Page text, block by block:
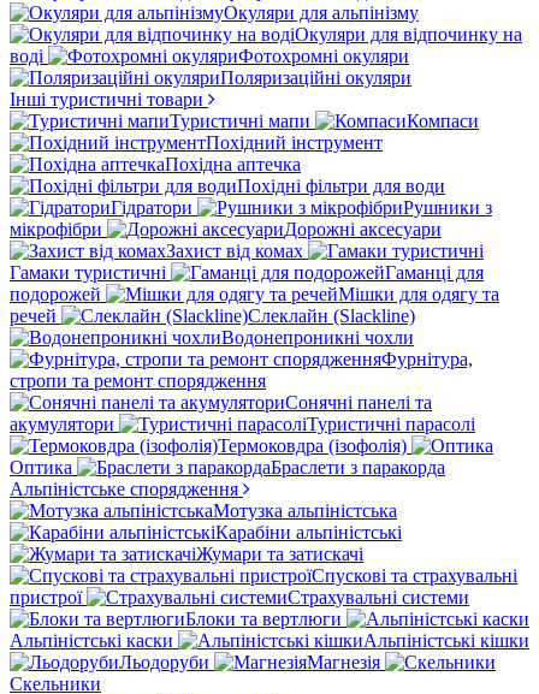
Окуляри для альпінізму
Окуляри для відпочинку на
воді
Фотохромні окуляри
Поляризаційні окуляри
Інші туристичні товари
Туристичні мапи
Компаси
Похідний інструмент
Похідна аптечка
Похідні фільтри для води
Гідратори
Рушники з
мікрофібри
Дорожні аксесуари
Захист від комах
Гамаки туристичні
Гаманці для
подорожей
Мішки для одягу та
речей
Слеклайн (Slackline)
Водонепроникні чохли
Фурнітура,
стропи та ремонт спорядження
Сонячні панелі та
акумулятори
Туристичні парасолі
Термоковдра (ізофолія)
Оптика
Браслети з паракорда
Альпіністське спорядження
Мотузка альпіністська
Карабіни альпіністські
Жумари та затискачі
Спускові та страхувальні
пристрої
Страхувальні системи
Блоки та вертлюги
Альпіністські каски
Альпіністські кішки
Льодоруби
Магнезія
Скельники